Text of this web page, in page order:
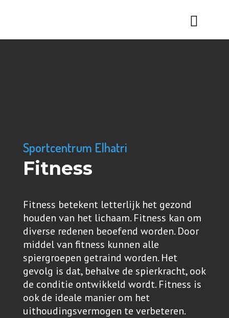
Sportcentrum Elhatri
Fitness
Fitness betekent letterlijk het gezond
houden van het lichaam. Fitness kan om
diverse redenen beoefend worden. Door
middel van fitness kunnen alle
spiergroepen getraind worden. Het
gevolg is dat, behalve de spierkracht, ook
de conditie ontwikkeld wordt. Fitness is
ook de ideale manier om het
uithoudingsvermogen te verbeteren.